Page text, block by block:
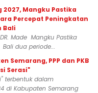
Mangku Pastika
Percepat Peningkatan
Bali
Made Mangku Pastika
dua periode...
Semarang, PPP dan PKB
Serasi"
terbentuk dalam
di Kabupaten Semarang